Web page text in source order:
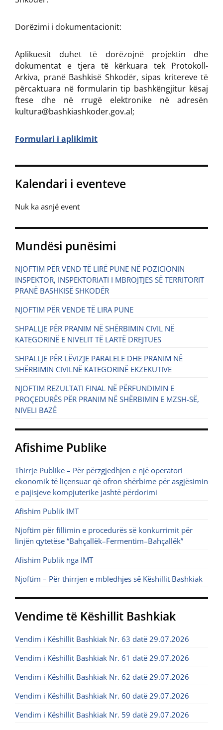
Dorëzimi i dokumentacionit:
Aplikuesit duhet të dorëzojnë projektin dhe
dokumentat e tjera të kërkuara tek Protokoll-
Arkiva, pranë Bashkisë Shkodër, sipas kritereve të
përcaktuara në formularin tip bashkëngjitur kësaj
ftese dhe në rrugë elektronike në adresën
kultura@bashkiashkoder.gov.al;
Formulari i aplikimit
Kalendari i eventeve
Nuk ka asnjë event
Mundësi punësimi
NJOFTIM PËR VEND TË LIRË PUNE NË POZICIONIN
INSPEKTOR, INSPEKTORIATI I MBROJTJES SË TERRITORIT
PRANË BASHKISË SHKODËR
NJOFTIM PËR VENDE TË LIRA PUNE
SHPALLJE PËR PRANIM NË SHËRBIMIN CIVIL NË
KATEGORINË E NIVELIT TË LARTË DREJTUES
SHPALLJE PËR LËVIZJE PARALELE DHE PRANIM NË
SHËRBIMIN CIVILNË KATEGORINË EKZEKUTIVE
NJOFTIM REZULTATI FINAL NË PËRFUNDIMIN E
PROÇEDURËS PËR PRANIM NË SHËRBIMIN E MZSH-SË,
NIVELI BAZË
Afishime Publike
Thirrje Publike – Për përzgjedhjen e një operatori
ekonomik të liçensuar që ofron shërbime për asgjësimin
e pajisjeve kompjuterike jashtë përdorimi
Afishim Publik IMT
Njoftim për fillimin e procedurës së konkurrimit për
linjën qytetëse “Bahçallëk–Fermentim–Bahçallëk”
Afishim Publik nga IMT
Njoftim – Për thirrjen e mbledhjes së Këshillit Bashkiak
Vendime të Këshillit Bashkiak
Vendim i Këshillit Bashkiak Nr. 63 datë 29.07.2026
Vendim i Këshillit Bashkiak Nr. 61 datë 29.07.2026
Vendim i Këshillit Bashkiak Nr. 62 datë 29.07.2026
Vendim i Këshillit Bashkiak Nr. 60 datë 29.07.2026
Vendim i Këshillit Bashkiak Nr. 59 datë 29.07.2026